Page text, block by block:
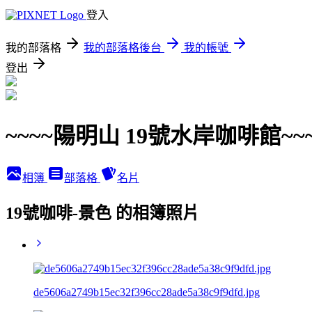
登入
我的部落格 我的部落格後台
我的帳號
登出
~~~~陽明山 19號水岸咖啡館
相簿 部落格 名片
19號咖啡-景色 的相簿照片
de5606a2749b15ec32f396cc28ade5a38c9f9dfd.jpg